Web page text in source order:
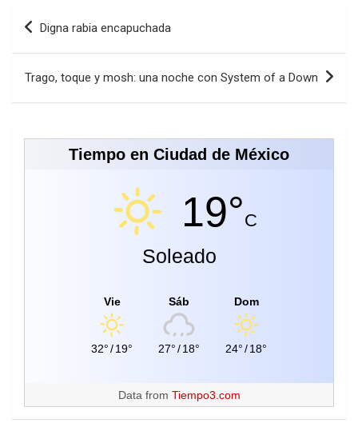
Navegación
Digna rabia encapuchada
Trago, toque y mosh: una noche con System of a Down
Tiempo en Ciudad de México
19°C
Soleado
Vie
32°/19°
Sáb
27°/18°
Dom
24°/18°
Data from Tiempo3.com